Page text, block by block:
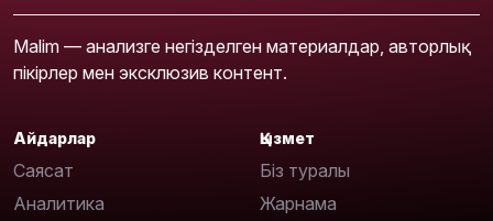
Malim — анализге негізделген материалдар, авторлық
пікірлер мен эксклюзив контент.
Айдарлар
Саясат
Аналитика
Қызмет
Біз туралы
Жарнама